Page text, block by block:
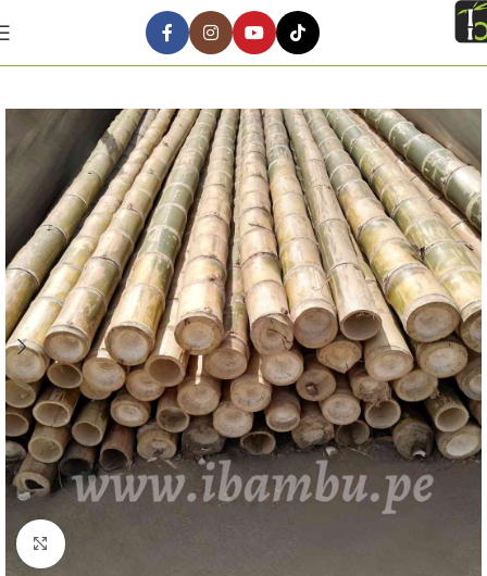
Click to enlarge